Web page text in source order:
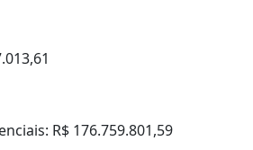
R$ 176.759.801,59